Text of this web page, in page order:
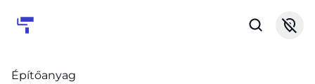
Építőanyag